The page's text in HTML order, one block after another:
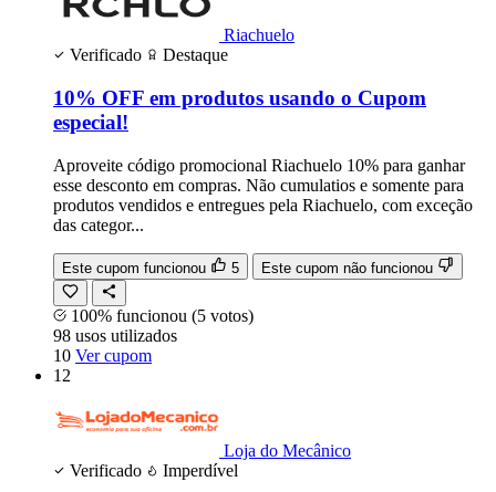
Riachuelo
Verificado
Destaque
10% OFF em produtos usando o Cupom
especial!
Aproveite código promocional Riachuelo 10% para ganhar
esse desconto em compras. Não cumulatios e somente para
produtos vendidos e entregues pela Riachuelo, com exceção
das categor...
Este cupom funcionou 5 Este cupom não funcionou
100% funcionou (5 votos)
98 usos utilizados
10 Ver cupom
12
Loja do Mecânico
Verificado
Imperdível